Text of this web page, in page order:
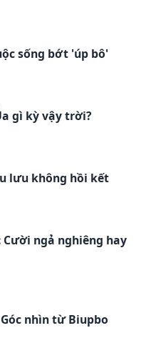
sống bớt 'úp bô'
gì kỳ vậy trời?
lưu không hồi kết
ngả nghiêng hay
nhìn từ Biupbo